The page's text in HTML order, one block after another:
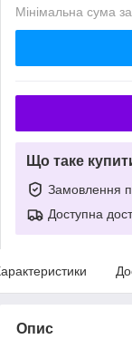
Мінімальна сума
Що таке
Замовлення
Доступна
Опис